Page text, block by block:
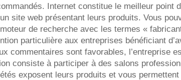
Internet constitue le meilleur point
site web présentant leurs produits. Vous
de recherche avec les termes «
particulière aux entreprises bénéficiant
commentaires sont favorables, l’entreprise
consiste à participer à des salons
exposent leurs produits et vous permettent